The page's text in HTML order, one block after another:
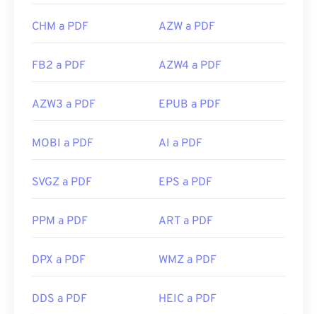
CHM a PDF AZW a PDF
FB2 a PDF AZW4 a PDF
AZW3 a PDF EPUB a PDF
MOBI a PDF AI a PDF
SVGZ a PDF EPS a PDF
PPM a PDF ART a PDF
DPX a PDF WMZ a PDF
DDS a PDF HEIC a PDF